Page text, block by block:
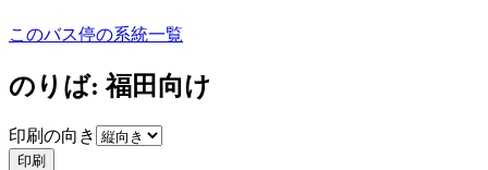
このバス停の系統一覧
のりば: 福田向け
印刷の向き
印刷